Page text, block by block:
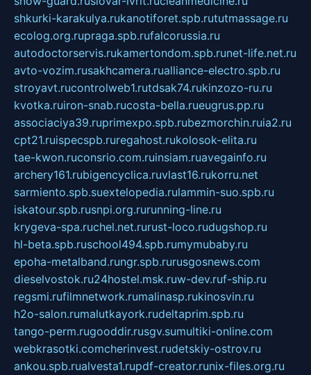
shkurki-karakulya.rukanotiforet.spb.rututmassage.ru
ecolog.org.rupraga.spb.rufalcorussia.ru
autodoctorservis.rukamertondom.spb.runet-life.net.ru
avto-vozim.rusakhcamera.rualliance-electro.spb.ru
stroyavt.rucontrolweb1.rutdsak74.rukinzozo-ru.ru
kvotka.ruiron-snab.rucosta-bella.rueugrus.pp.ru
associaciya39.ruprimexpo.spb.rubezmorchin.ruia2.ru
cpt21.ruispecspb.ruregahost.rukolosok-elita.ru
tae-kwon.ruconsrio.com.ruinsiam.ruavegainfo.ru
archery161.rubigencyclica.ruvlast16.rukorru.net
sarmiento.spb.suextelopedia.rulammin-suo.spb.ru
iskatour.spb.rusnpi.org.rurunning-line.ru
krygeva-spa.ruchel.net.rurust-loco.rudugshop.ru
hl-beta.spb.ruschool494.spb.rumymubaby.ru
epoha-metalband.rungr.spb.rurusgosnews.com
dieselvostok.ru24hostel.msk.ruw-dev.ruf-ship.ru
regsmi.rufilmnetwork.rumalinasp.rukinosvin.ru
h2o-salon.rumalutkayork.rudeltaprim.spb.ru
tango-perm.rugooddir.rusgv.sumultiki-online.com
webkrasotki.comcherinvest.rudetskiy-ostrov.ru
ankou.spb.rualvesta1.rupdf-creator.runix-files.org.ru